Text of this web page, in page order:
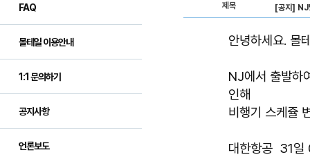
FAQ
몰테일 이용안내
1:1 문의하기
공지사항
언론보도
제목 [공지] NJ
안녕하세요. 몰
NJ에서 출발하
인해
비행기 스케쥴
대한항공 31